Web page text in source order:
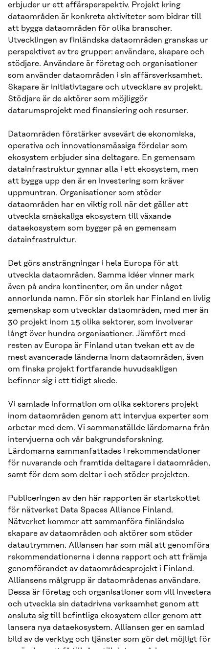
erbjuder ur ett affärsperspektiv. Projekt kring
dataområden är konkreta aktiviteter som bidrar till
att bygga dataområden för olika branscher.
Utvecklingen av finländska dataområden granskas ur
perspektivet av tre grupper: användare, skapare och
stödjare. Användare är företag och organisationer
som använder dataområden i sin affärsverksamhet.
Skapare är initiativtagare och utvecklare av projekt.
Stödjare är de aktörer som möjliggör
datarumsprojekt med finansiering och resurser.
Dataområden förstärker avsevärt de ekonomiska,
operativa och innovationsmässiga fördelar som
ekosystem erbjuder sina deltagare. En gemensam
datainfrastruktur gynnar alla i ett ekosystem, men
att bygga upp den är en investering som kräver
uppmuntran. Organisationer som stöder
dataområden har en viktig roll när det gäller att
utveckla småskaliga ekosystem till växande
dataekosystem som bygger på en gemensam
datainfrastruktur.
Det görs ansträngningar i hela Europa för att
utveckla dataområden. Samma idéer vinner mark
även på andra kontinenter, om än under något
annorlunda namn. För sin storlek har Finland en livlig
gemenskap som utvecklar dataområden, med mer än
30 projekt inom 15 olika sektorer, som involverar
långt över hundra organisationer. Jämfört med
resten av Europa är Finland utan tvekan ett av de
mest avancerade länderna inom dataområden, även
om finska projekt fortfarande huvudsakligen
befinner sig i ett tidigt skede.
Vi samlade information om olika sektorers projekt
inom dataområden genom att intervjua experter som
arbetar med dem. Vi sammanställde lärdomarna från
intervjuerna och vår bakgrundsforskning.
Lärdomarna sammanfattades i rekommendationer
för nuvarande och framtida deltagare i dataområden,
samt för dem som deltar i och stöder projekten.
Publiceringen av den här rapporten är startskottet
för nätverket Data Spaces Alliance Finland.
Nätverket kommer att sammanföra finländska
skapare av dataområden och aktörer som stöder
datautrymmen. Alliansen har som mål att genomföra
rekommendationerna i denna rapport och att främja
genomförandet av dataområdesprojekt i Finland.
Alliansens målgrupp är dataområdenas användare.
Dessa är företag och organisationer som vill investera
och utveckla sin datadrivna verksamhet genom att
ansluta sig till befintliga ekosystem eller genom att
lansera nya dataekosystem. Alliansen ger en samlad
bild av de verktyg och tjänster som gör det möjligt för